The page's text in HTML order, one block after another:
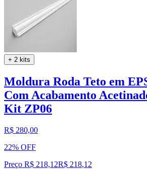
+ 2 kits
Moldura Roda Teto em
Com Acabamento
Kit ZP06
R$ 280,00
22% OFF
Preço R$ 218,12R$ 218,12